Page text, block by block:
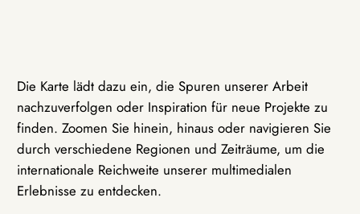
Die Karte lädt dazu ein, die Spuren unserer Arbeit
nachzuverfolgen oder Inspiration für neue Projekte zu
finden. Zoomen Sie hinein, hinaus oder navigieren Sie
durch verschiedene Regionen und Zeiträume, um die
internationale Reichweite unserer multimedialen
Erlebnisse zu entdecken.